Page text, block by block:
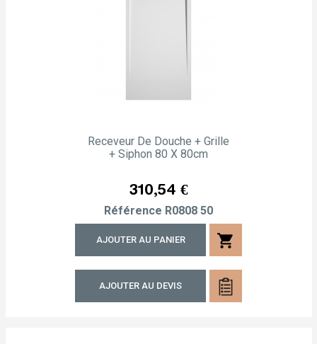
Receveur De Douche + Grille
+ Siphon 80 X 80cm
Prix
310,54 €
Référence R0808 50
AJOUTER AU PANIER shopping_cart
AJOUTER AU DEVIS